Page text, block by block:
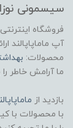
سیسمونی
فروشگاه
آپ ماماپاپالند
محصولات:
ما آرامش خاطر
بازدید از
با محصولات با